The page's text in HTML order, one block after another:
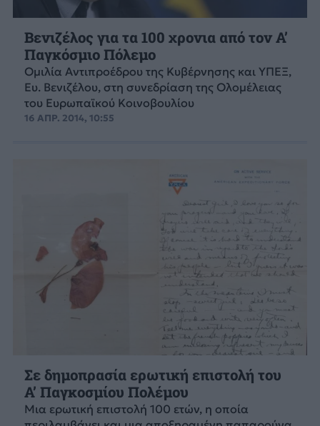
Βενιζέλος για τα 100 χρονια από τον Α’
Παγκόσμιο Πόλεμο
Ομιλία Αντιπροέδρου της Κυβέρνησης και ΥΠΕΞ,
Ευ. Βενιζέλου, στη συνεδρίαση της Ολομέλειας
του Ευρωπαϊκού Κοινοβουλίου
16 ΑΠΡ. 2014, 10:55
Σε δημοπρασία ερωτική επιστολή του
Α’ Παγκοσμίου Πολέμου
Μια ερωτική επιστολή 100 ετών, η οποία